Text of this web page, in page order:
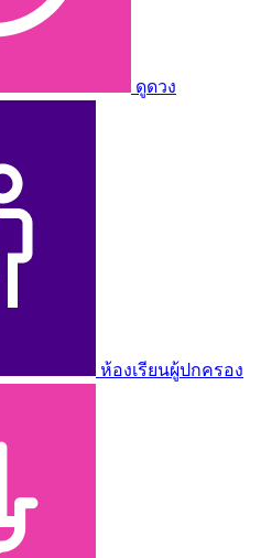
ดูดวง
ห้องเรียนผู้ปกครอง